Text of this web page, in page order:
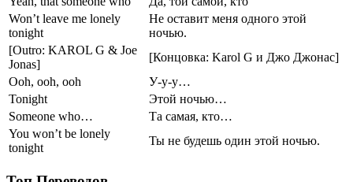
Won’t leave me lonely
tonight
Не оставит меня одного этой
ночью.
[Outro: KAROL G & Joe
Jonas]
[Концовка: Karol G и Джо Джонас]
Ooh, ooh, ooh
У-у-у…
Tonight
Этой ночью…
Someone who…
Та самая, кто…
You won’t be lonely
tonight
Ты не будешь один этой ночью.